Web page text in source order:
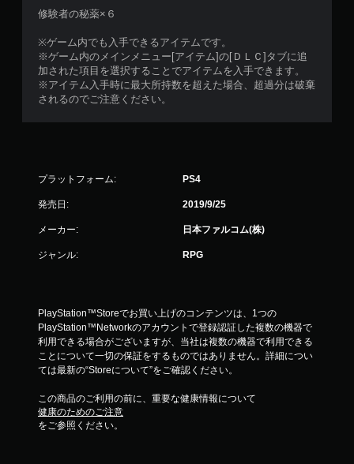
修験者の秘薬×６
※ゲーム内でも入手できるアイテムです。
※ゲーム内のメインメニュー[アイテム]の[ＤＬＣ]タブに追
加された項目を選択することでアイテムを入手できます。
※アイテム入手時に最大所持数を超えた場合、超過分は破棄
されるのでご注意ください。
プラットフォーム: PS4
発売日: 2019/9/25
メーカー: 日本ファルコム(株)
ジャンル: RPG
PlayStation™Storeでお買い上げのコンテンツは、1つの
PlayStation™Networkのアカウントで登録認証した複数の機器で
利用できる場合がございますが、当社は複数の機器で利用できる
ことについて一切の保証をするものではありません。詳細につい
ては最新の“Storeについて”をご確認ください。
この商品のご利用の前に、重要な健康情報について
健康のためのご注意
をご参照ください。